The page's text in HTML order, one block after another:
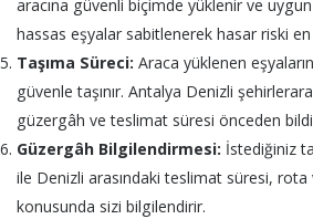
aracına güvenli biçimde yüklenir ve
hassas eşyalar sabitlenerek hasar riski
Taşıma Süreci: Araca yüklenen
güvenle taşınır. Antalya Denizli
güzergâh ve teslimat süresi önceden
Güzergâh Bilgilendirmesi: İstediğiniz
ile Denizli arasındaki teslimat süresi,
konusunda sizi bilgilendirir.